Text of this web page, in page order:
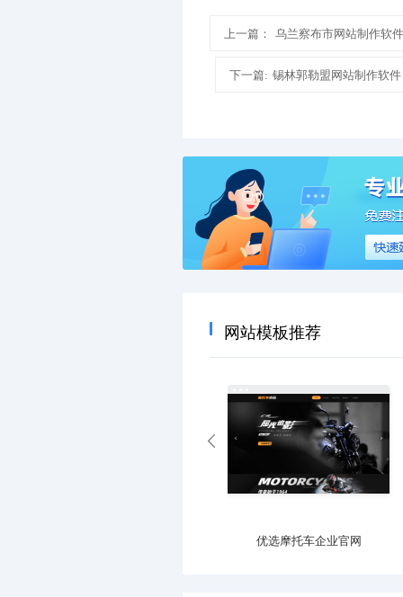
上一篇： 乌兰察布市网站制作软
下一篇: 锡林郭勒盟网站制作软
网站模板推荐
优选摩托车企业官网